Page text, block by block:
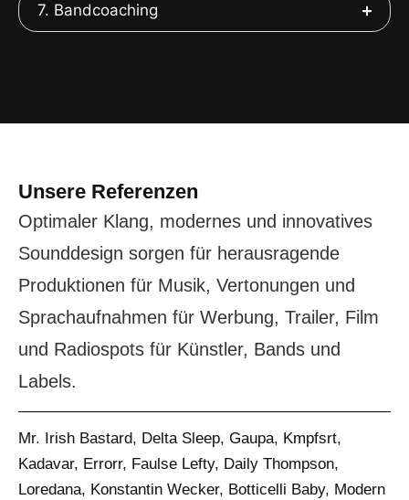
7. Bandcoaching
Unsere Referenzen
Optimaler Klang, modernes und innovatives
Sounddesign sorgen für herausragende
Produktionen für Musik, Vertonungen und
Sprachaufnahmen für Werbung, Trailer, Film
und Radiospots für Künstler, Bands und
Labels.
Mr. Irish Bastard, Delta Sleep, Gaupa, Kmpfsrt,
Kadavar, Errorr, Faulse Lefty, Daily Thompson,
Loredana, Konstantin Wecker, Botticelli Baby, Modern